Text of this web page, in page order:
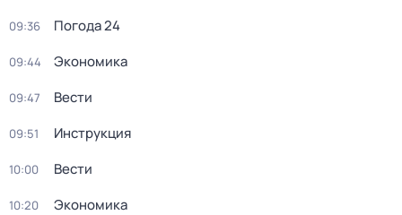
09:36 Погода 24
09:44 Экономика
09:47 Вести
09:51 Инструкция
10:00 Вести
10:20 Экономика